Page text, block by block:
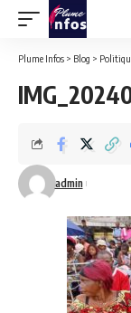
Plume Infos > Blog >
admin